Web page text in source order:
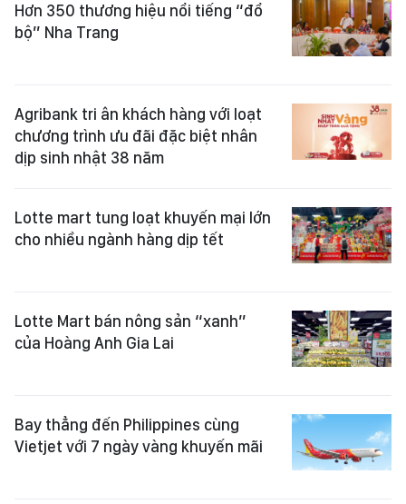
Hơn 350 thương hiệu nổi tiếng “đổ
bộ” Nha Trang
Agribank tri ân khách hàng với loạt
chương trình ưu đãi đặc biệt nhân
dịp sinh nhật 38 năm
Lotte mart tung loạt khuyến mại lớn
cho nhiều ngành hàng dịp tết
Lotte Mart bán nông sản “xanh”
của Hoàng Anh Gia Lai
Bay thẳng đến Philippines cùng
Vietjet với 7 ngày vàng khuyến mãi